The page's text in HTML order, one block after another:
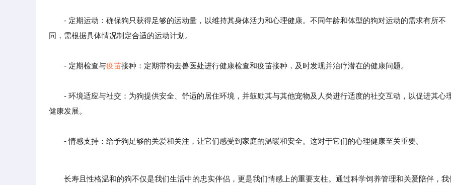
- 定期运动：确保狗只获得足够的运动量，以维持其身体活力和心理健康。不同年龄和体型的狗对运动的需求有所不
同，需根据具体情况制定合适的运动计划。
- 定期检查与疫苗接种：定期带狗去兽医处进行健康检查和疫苗接种，及时发现并治疗潜在的健康问题。
- 环境适应与社交：为狗提供安全、舒适的居住环境，并鼓励其与其他宠物及人类进行适度的社交互动，以促进其心
健康发展。
- 情感支持：给予狗足够的关爱和关注，让它们感受到家庭的温暖和安全。这对于它们的心理健康至关重要。
长寿且性格温和的狗不仅是我们生活中的忠实伴侣，更是我们情感上的重要支柱。通过科学饲养管理和关爱陪伴，我